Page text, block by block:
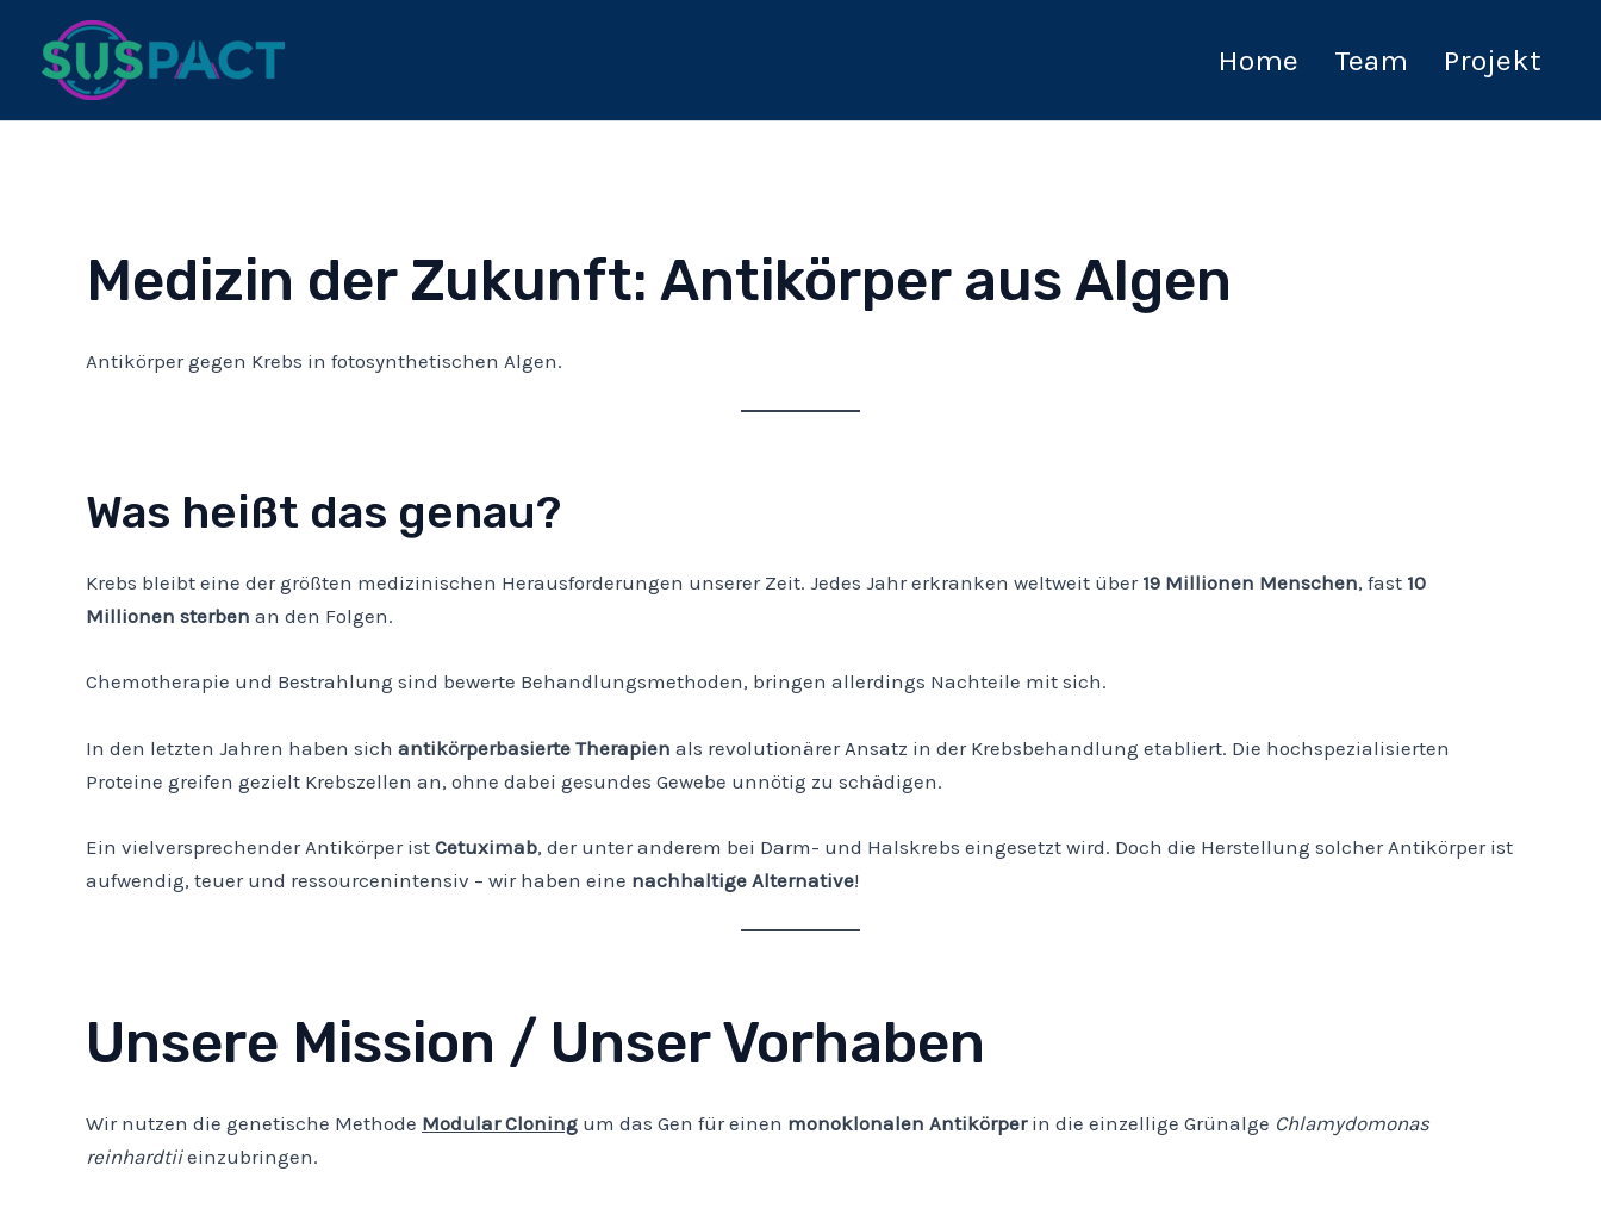
Inhalt
springen
Home Team Projekt
Medizin der Zukunft: Antikörper aus Algen
Antikörper gegen Krebs in fotosynthetischen Algen.
Was heißt das genau?
Krebs bleibt eine der größten medizinischen Herausforderungen unserer Zeit. Jedes Jahr erkranken weltweit über 19 Millionen Menschen, fast 10
Millionen sterben an den Folgen.
Chemotherapie und Bestrahlung sind bewerte Behandlungsmethoden, bringen allerdings Nachteile mit sich.
In den letzten Jahren haben sich antikörperbasierte Therapien als revolutionärer Ansatz in der Krebsbehandlung etabliert. Die hochspezialisierten
Proteine greifen gezielt Krebszellen an, ohne dabei gesundes Gewebe unnötig zu schädigen.
Ein vielversprechender Antikörper ist Cetuximab, der unter anderem bei Darm- und Halskrebs eingesetzt wird. Doch die Herstellung solcher Antikörper ist
aufwendig, teuer und ressourcenintensiv – wir haben eine nachhaltige Alternative!
Unsere Mission / Unser Vorhaben
Wir nutzen die genetische Methode Modular Cloning um das Gen für einen monoklonalen Antikörperin die einzellige Grünalge Chlamydomonas
reinhardtiieinzubringen.